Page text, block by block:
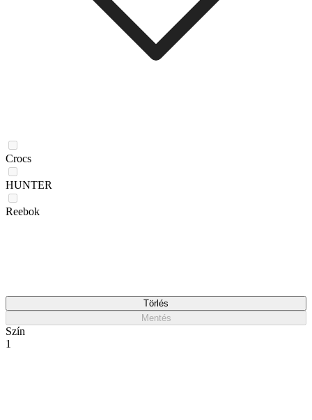
Crocs
HUNTER
Reebok
Törlés
Mentés
Szín
1